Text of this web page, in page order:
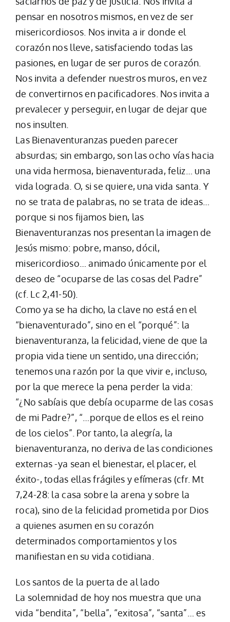
pensar en nosotros mismos, en vez de ser
misericordiosos. Nos invita a ir donde el
corazón nos lleve, satisfaciendo todas las
pasiones, en lugar de ser puros de corazón.
Nos invita a defender nuestros muros, en vez
de convertirnos en pacificadores. Nos invita a
prevalecer y perseguir, en lugar de dejar que
nos insulten.
Las Bienaventuranzas pueden parecer
absurdas; sin embargo, son las ocho vías hacia
una vida hermosa, bienaventurada, feliz… una
vida lograda. O, si se quiere, una vida santa. Y
no se trata de palabras, no se trata de ideas…
porque si nos fijamos bien, las
Bienaventuranzas nos presentan la imagen de
Jesús mismo: pobre, manso, dócil,
misericordioso… animado únicamente por el
deseo de “ocuparse de las cosas del Padre”
(cf. Lc 2,41-50).
Como ya se ha dicho, la clave no está en el
“bienaventurado”, sino en el “porqué”: la
bienaventuranza, la felicidad, viene de que la
propia vida tiene un sentido, una dirección;
tenemos una razón por la que vivir e, incluso,
por la que merece la pena perder la vida:
“¿No sabíais que debía ocuparme de las cosas
de mi Padre?”, “…porque de ellos es el reino
de los cielos”. Por tanto, la alegría, la
bienaventuranza, no deriva de las condiciones
externas -ya sean el bienestar, el placer, el
éxito-, todas ellas frágiles y efímeras (cfr. Mt
7,24-28: la casa sobre la arena y sobre la
roca), sino de la felicidad prometida por Dios
a quienes asumen en su corazón
determinados comportamientos y los
manifiestan en su vida cotidiana.
Los santos de la puerta de al lado
La solemnidad de hoy nos muestra que una
vida “bendita”, “bella”, “exitosa”, “santa”… es